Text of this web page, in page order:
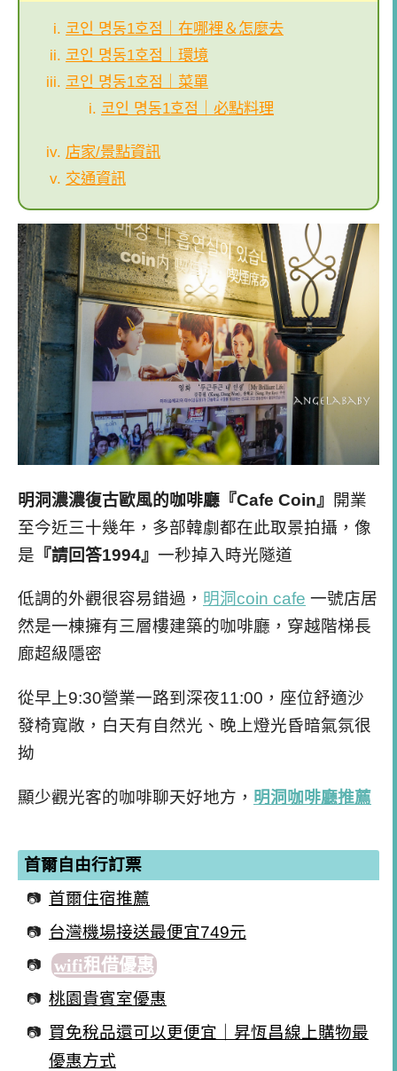
코인 명동1호점｜在哪裡＆怎麼去
코인 명동1호점｜環境
코인 명동1호점｜菜單
코인 명동1호점｜必點料理
店家/景點資訊
交通資訊
明洞濃濃復古歐風的咖啡廳『Cafe Coin』
開業
至今近三十幾年，多部韓劇都在此取景拍攝，像
是 『請回答1994』 一秒掉入時光隧道
低調的外觀很容易錯過， 明洞coin cafe 一號店居
然是一棟擁有三層樓建築的咖啡廳，穿越階梯長
廊超級隱密
從早上9:30營業一路到深夜11:00，座位舒適沙
發椅寬敞，白天有自然光、晚上燈光昏暗氣氛很
拗
顯少觀光客的咖啡聊天好地方， 明洞咖啡廳推薦
首爾自由行訂票
首爾住宿推薦
台灣機場接送最便宜749元
wifi租借優惠
桃園貴賓室優惠
買免稅品還可以更便宜｜昇恆昌線上購物最
優惠方式